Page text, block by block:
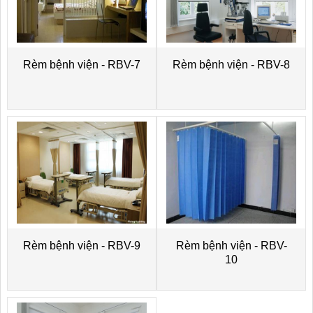
Rèm bệnh viện - RBV-7 Rèm bệnh viện - RBV-8
Rèm bệnh viện - RBV-9
Rèm bệnh viện - RBV-
10